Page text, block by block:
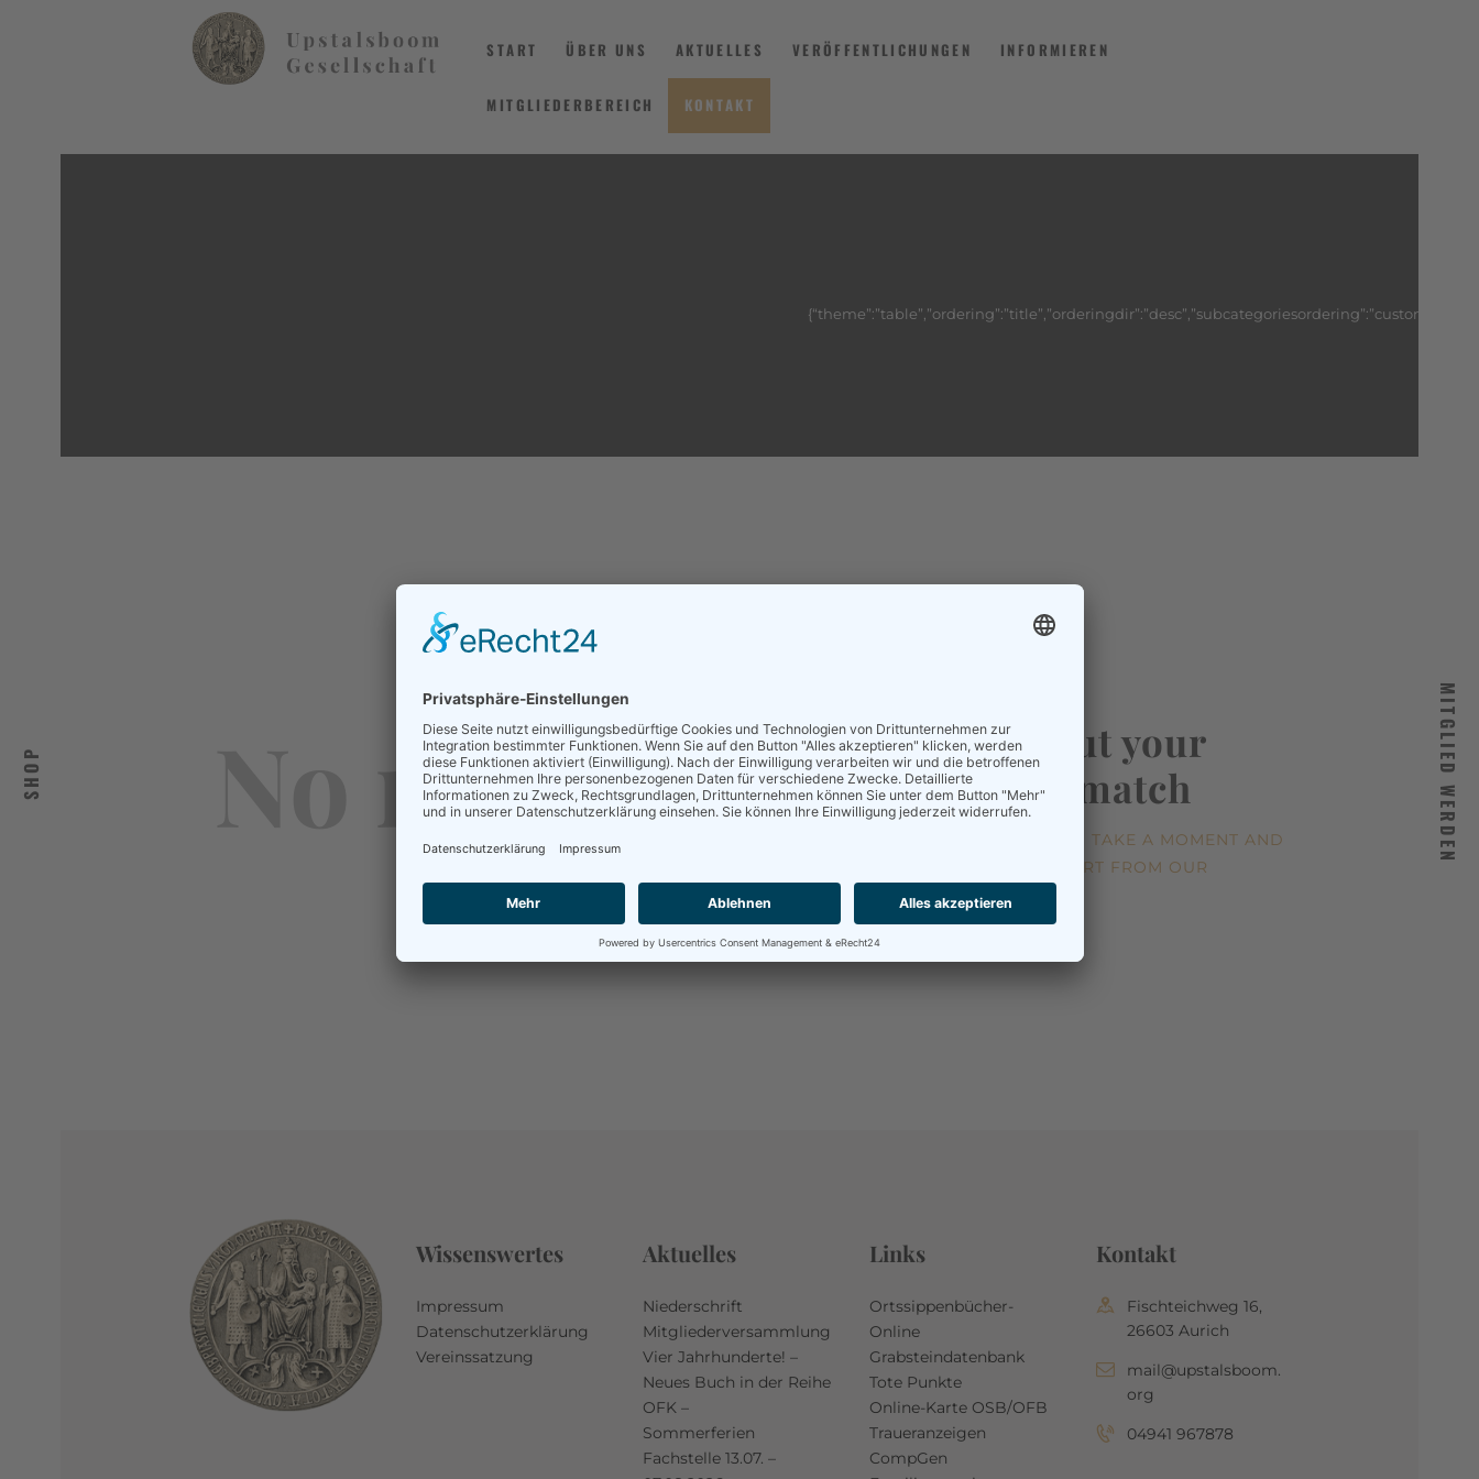
START ÜBER UNS AKTUELLES VERÖFFENTLICHUNGEN INFORMIEREN
MITGLIEDERBEREICH KONTAKT
MITGLIEDERBEREICH
No results
We're sorry, but your
query did not match
CAN'T FIND WHAT YOU NEED? TAKE A MOMENT AND
DO A SEARCH BELOW OR START FROM OUR
HOMEPAGE
Wissenswertes
Impressum
Datenschutzerklärung
Vereinssatzung
Aktuelles
Niederschrift
Mitgliederversammlung
Vier Jahrhunderte! –
Neues Buch in der Reihe
OFK –
Sommerferien
Fachstelle 13.07. –
Links
Ortssippenbücher-
Online
Grabsteindatenbank
Tote Punkte
Online-Karte OSB/OFB
Traueranzeigen
CompGen
Kontakt
Fischteichweg 16,
26603 Aurich
mail@upstalsboom.
org
04941 967878
SHOP MITGLIED WERDEN